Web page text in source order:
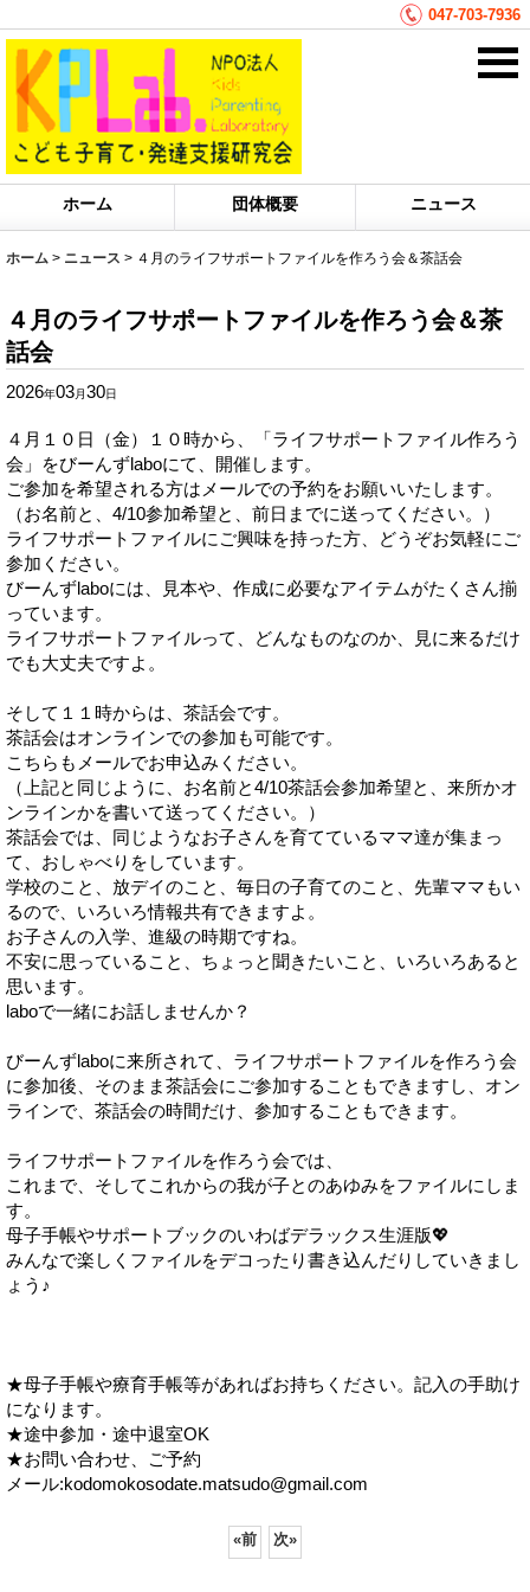
047-703-7936
ホーム 団体概要 ニュース
ホーム > ニュース > ４月のライフサポートファイルを作ろう会＆茶話会
４月のライフサポートファイルを作ろう会＆茶
話会
2026年03月 30日
４月１０日（金）１０時から、「ライフサポートファイル作ろう
会」をびーんずlaboにて、開催します。
ご参加を希望される方はメールでの予約をお願いいたします。
（お名前と、4/10参加希望と、前日までに送ってください。）
ライフサポートファイルにご興味を持った方、どうぞお気軽にご
参加ください。
びーんずlaboには、見本や、作成に必要なアイテムがたくさん揃
っています。
ライフサポートファイルって、どんなものなのか、見に来るだけ
でも大丈夫ですよ。
そして１１時からは、茶話会です。
茶話会はオンラインでの参加も可能です。
こちらもメールでお申込みください。
（上記と同じように、お名前と4/10茶話会参加希望と、来所かオ
ンラインかを書いて送ってください。）
茶話会では、同じようなお子さんを育てているママ達が集まっ
て、おしゃべりをしています。
学校のこと、放デイのこと、毎日の子育てのこと、先輩ママもい
るので、いろいろ情報共有できますよ。
お子さんの入学、進級の時期ですね。
不安に思っていること、ちょっと聞きたいこと、いろいろあると
思います。
laboで一緒にお話しませんか？
びーんずlaboに来所されて、ライフサポートファイルを作ろう会
に参加後、そのまま茶話会にご参加することもできますし、オン
ラインで、茶話会の時間だけ、参加することもできます。
ライフサポートファイルを作ろう会では、
これまで、そしてこれからの我が子とのあゆみをファイルにしま
す。
母子手帳やサポートブックのいわばデラックス生涯版💖
みんなで楽しくファイルをデコったり書き込んだりしていきまし
ょう♪
★母子手帳や療育手帳等があればお持ちください。記入の手助け
になります。
★途中参加・途中退室OK
★お問い合わせ、ご予約
メール:kodomokosodate.matsudo@gmail.com
«前 次»